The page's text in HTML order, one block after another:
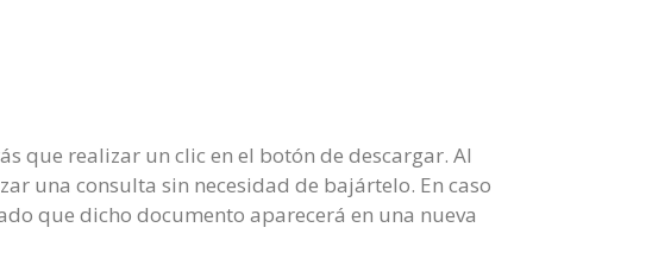
que realizar un clic en el botón de descargar. Al
una consulta sin necesidad de bajártelo. En caso
que dicho documento aparecerá en una nueva